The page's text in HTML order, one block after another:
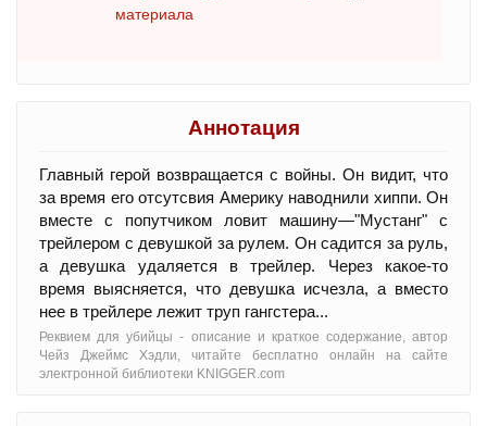
материала
Аннотация
Главный герой возвращается с войны. Он видит, что
за время его отсутсвия Америку наводнили хиппи. Он
вместе с попутчиком ловит машину—"Мустанг" с
трейлером с девушкой за рулем. Он садится за руль,
а девушка удаляется в трейлер. Через какое-то
время выясняется, что девушка исчезла, а вместо
нее в трейлере лежит труп гангстера...
Реквием для убийцы - oписание и краткое содержание, автор
Чейз Джеймс Хэдли, читайте бесплатно онлайн на сайте
электронной библиотеки KNIGGER.com